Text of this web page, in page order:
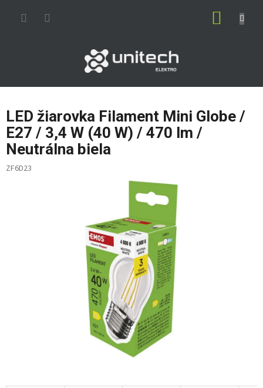
LED žiarovka Filament Mini Globe /
E27 / 3,4 W (40 W) / 470 lm /
Neutrálna biela
ZF6D23